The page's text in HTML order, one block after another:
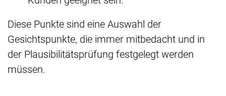
Diese Punkte sind eine Auswahl der
Gesichtspunkte, die immer mitbedacht und in
der Plausibilitätsprüfung festgelegt werden
müssen.